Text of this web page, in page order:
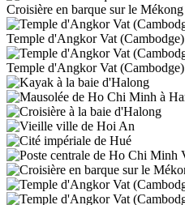
Croisière en barque sur le Mékong
Temple d'Angkor Vat (Cambodge)
Temple d'Angkor Vat (Cambodge)